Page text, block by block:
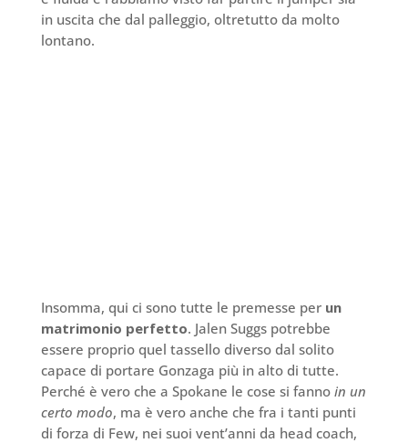
in uscita che dal palleggio, oltretutto da molto
lontano.
Insomma, qui ci sono tutte le premesse per un
matrimonio perfetto. Jalen Suggs potrebbe
essere proprio quel tassello diverso dal solito
capace di portare Gonzaga più in alto di tutte.
Perché è vero che a Spokane le cose si fanno in un
certo modo, ma è vero anche che fra i tanti punti
di forza di Few, nei suoi vent’anni da head coach,